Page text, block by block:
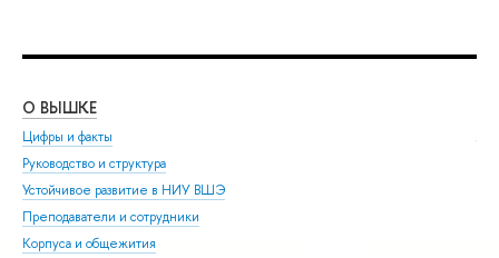
О ВЫШКЕ
Цифры и факты
Руководство и структура
Устойчивое развитие в НИУ ВШЭ
Преподаватели и сотрудники
Корпуса и общежития